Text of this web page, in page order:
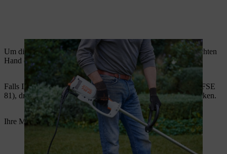
Um die Elektro-Motorsense zu starten, drücken Sie mit der rechten
Hand den Schalter am Bedienungsgriff.
Falls Ihr Gerät eine Einschaltsperre hat (FSE 60, FSE 71 und FSE
81), drücken und halten Sie diese, bevor Sie den Schalter drücken.
Ihre Motorsense ist nun einsatzbereit.